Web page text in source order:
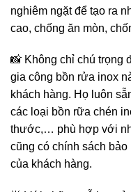
nghiêm ngặt để tạo ra
cao, chống ăn mòn,
📸 Không chỉ chú trọng
gia công bồn rửa inox
khách hàng. Họ luôn
các loại bồn rữa chén
thước,… phù hợp với
cũng có chính sách
của khách hàng.